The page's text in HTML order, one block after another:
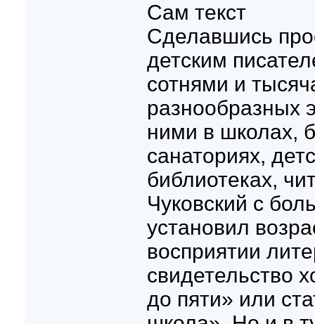
Сам текст
Сделавшись
детским
сотнями и
разнообразных
ними в школах,
санаториях,
библиотеках,
Чуковский с
установил
восприятии
свидетельство
до пяти» или